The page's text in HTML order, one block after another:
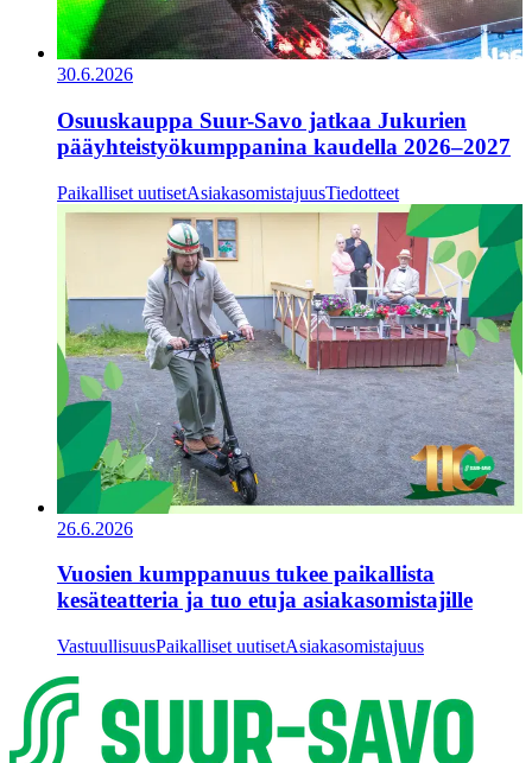
30.6.2026
Osuuskauppa Suur-Savo jatkaa Jukurien
pääyhteistyökumppanina kaudella 2026–2027
Paikalliset uutisetAsiakasomistajuusTiedotteet
26.6.2026
Vuosien kumppanuus tukee paikallista
kesäteatteria ja tuo etuja asiakasomistajille
VastuullisuusPaikalliset uutisetAsiakasomistajuus